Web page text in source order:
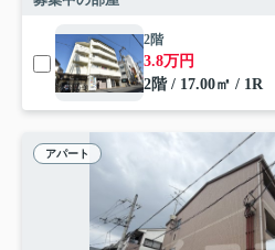
2階
3.8万円
2階 / 17.00㎡ / 1R
アパート